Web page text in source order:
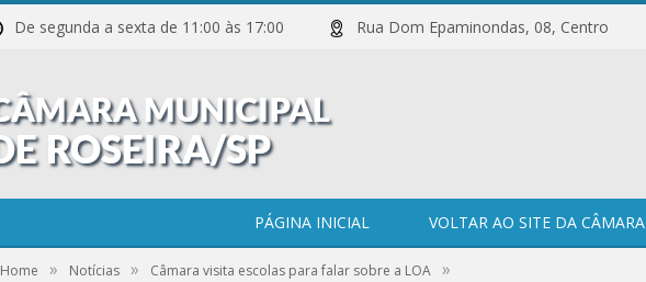
De segunda a sexta de 11:00 às 17:00 Rua Dom Epaminondas, 08, Centro
PÁGINA INICIAL VOLTAR AO SITE DA CÂMARA
Home » Notícias » Câmara visita escolas para falar sobre a LOA »